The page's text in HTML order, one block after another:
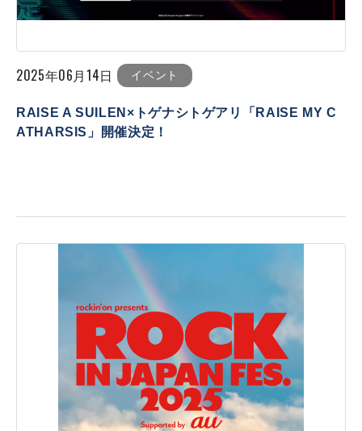
2025年06月14日 イベント
RAISE A SUILEN×トゲナシトゲアリ「RAISE MY C
ATHARSIS」開催決定！